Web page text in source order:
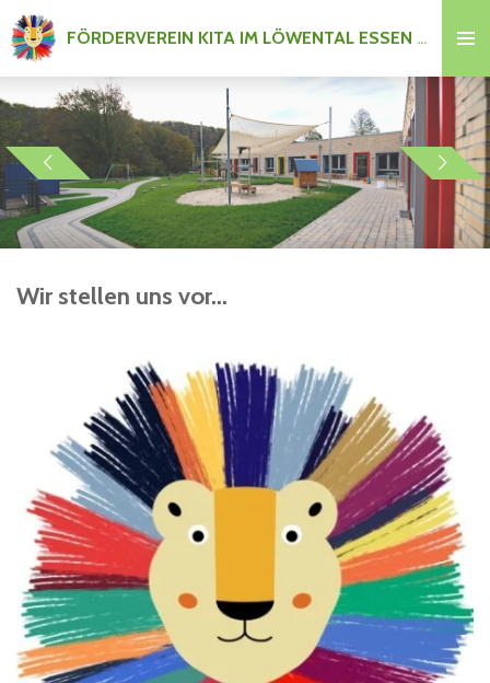
Zum
Hauptinhalt
springen
FÖRDERVEREIN KITA IM LÖWENTAL ESSEN e.V.
Wir stellen uns vor...